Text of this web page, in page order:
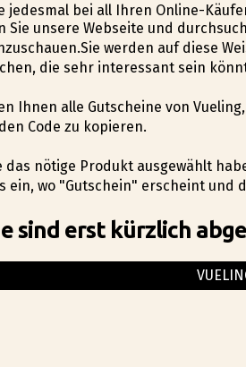
jedesmal bei all Ihren Online-
Sie unsere Webseite und
werden auf diese
die sehr interessant sein
Ihnen alle Gutscheine von
Code zu kopieren.
das nötige Produkt ausgewählt
ein, wo "Gutschein" erscheint
sind erst kürzlich